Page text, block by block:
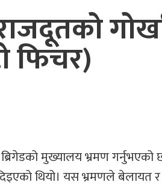
फिचर)
मुख्यालय भ्रमण
थियो। यस भ्रमणले